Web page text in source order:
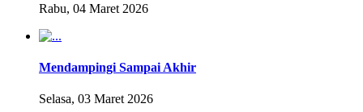
Rabu, 04 Maret 2026
Mendampingi Sampai Akhir
Selasa, 03 Maret 2026